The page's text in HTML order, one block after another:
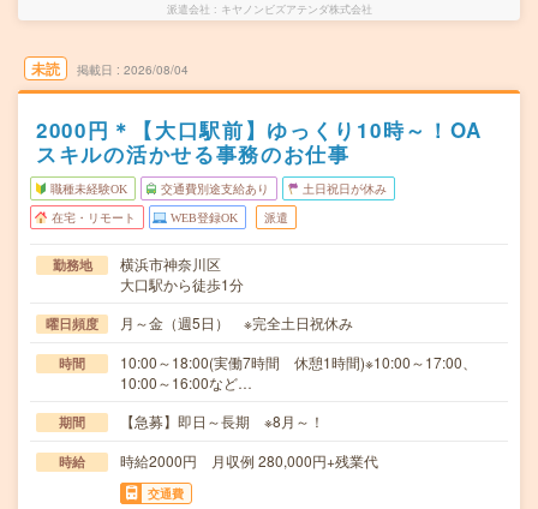
派遣会社 キヤノンビズアテンダ株式会社
未読 掲載日 2026/08/04
2000円＊【大口駅前】ゆっくり10時～！OA
スキルの活かせる事務のお仕事
職種未経験OK 交通費別途支給あり 土日祝日が休み
在宅・リモート WEB登録OK 派遣
勤務地
横浜市神奈川区
大口駅から徒歩1分
曜日頻度 月～金（週5日） ※完全土日祝休み
時間
10:00～18:00(実働7時間 休憩1時間)※10:00～17:00、
10:00～16:00など…
期間 【急募】即日～長期 ※8月～！
時給 時給2000円 月収例 280,000円+残業代
交通費